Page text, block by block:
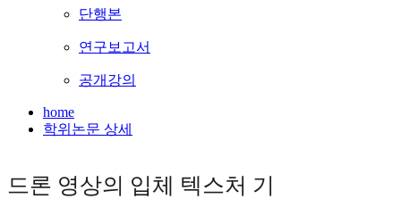
단행본
연구보고서
공개강의
home
학위논문 상세
드론 영상의 입체 텍스처 기